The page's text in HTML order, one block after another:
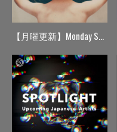
【月曜更新】Monday Spin